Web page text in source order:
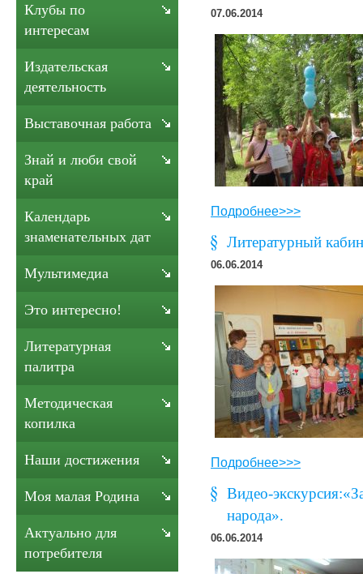
07.06.2014
Подробнее>>>
Литературный
06.06.2014
Подробнее>>>
Видео-
народа».
06.06.2014
Клубы по
интересам
Издательская
деятельность
Выставочная работа
Знай и люби свой
край
Календарь
знаменательных дат
Мультимедиа
Это интересно!
Литературная
палитра
Методическая
копилка
Наши достижения
Моя малая Родина
Актуально для
потребителя